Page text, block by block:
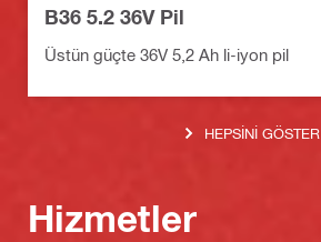
B36 5.2 36V Pil
Üstün güçte 36V 5,2 Ah li-iyon pil
HEPSINI GÖSTER
Hizmetler